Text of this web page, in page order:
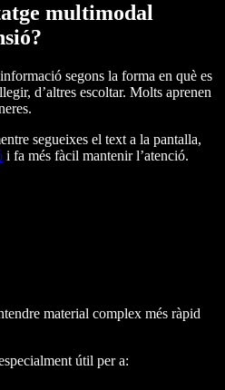
multimodal
segons la forma en què es
d’altres escoltar. Molts aprenen
segueixes el text a la pantalla,
i fa més fàcil mantenir l’atenció.
material complex més ràpid
útil per a: